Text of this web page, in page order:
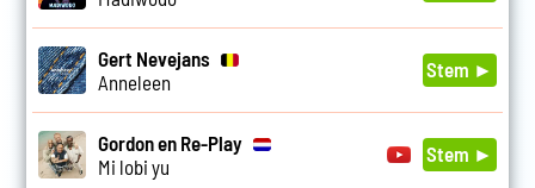
Gert Nevejans
Anneleen
Stem ►
Gordon en Re-Play
Mi lobi yu
Stem ►